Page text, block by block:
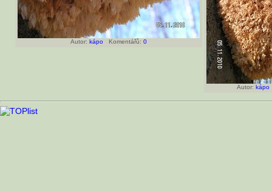
Autor: kápo Komentářů: 0
Autor: kápo